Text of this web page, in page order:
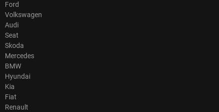
Ford
Volkswagen
Audi
Seat
Skoda
Mercedes
BMW
Hyundai
Kia
Fiat
Renault